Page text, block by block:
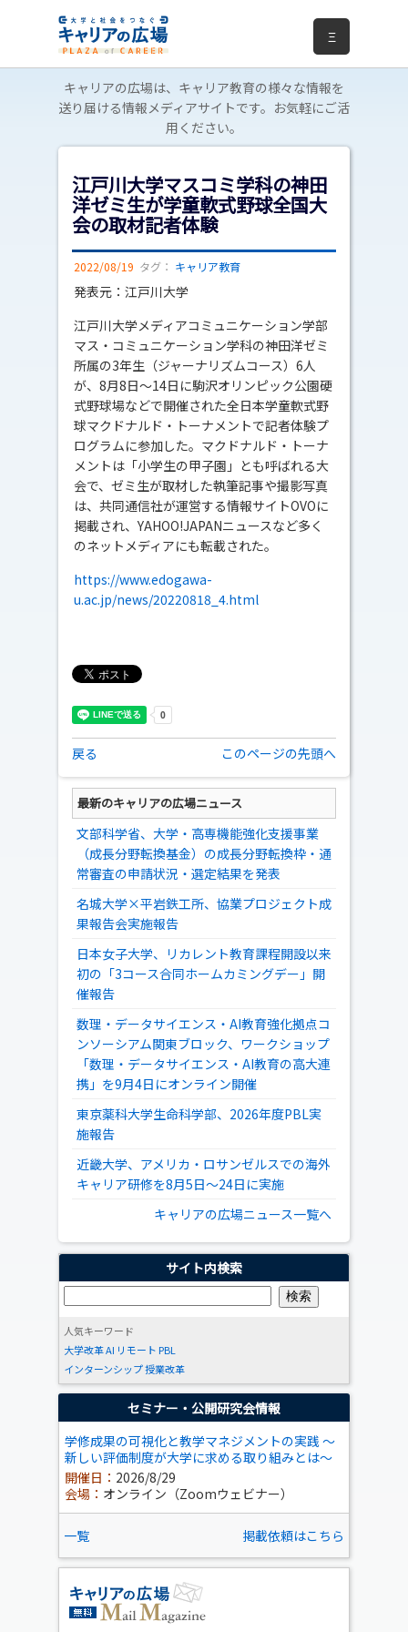
Ξ
キャリアの広場は、キャリア教育の様々な情報を
送り届ける情報メディアサイトです。お気軽にご活
用ください。
江戸川大学マスコミ学科の神田
洋ゼミ生が学童軟式野球全国大
会の取材記者体験
2022/08/19 タグ： キャリア教育
発表元：江戸川大学
江戸川大学メディアコミュニケーション学部
マス・コミュニケーション学科の神田洋ゼミ
所属の3年生（ジャーナリズムコース）6人
が、8月8日～14日に駒沢オリンピック公園硬
式野球場などで開催された全日本学童軟式野
球マクドナルド・トーナメントで記者体験プ
ログラムに参加した。マクドナルド・トーナ
メントは「小学生の甲子園」とも呼ばれる大
会で、ゼミ生が取材した執筆記事や撮影写真
は、共同通信社が運営する情報サイトOVOに
掲載され、YAHOO!JAPANニュースなど多く
のネットメディアにも転載された。
https://www.edogawa-
u.ac.jp/news/20220818_4.html
戻る このページの先頭へ
最新のキャリアの広場ニュース
文部科学省、大学・高専機能強化支援事業
（成長分野転換基金）の成長分野転換枠・通
常審査の申請状況・選定結果を発表
名城大学×平岩鉄工所、協業プロジェクト成
果報告会実施報告
日本女子大学、リカレント教育課程開設以来
初の「3コース合同ホームカミングデー」開
催報告
数理・データサイエンス・AI教育強化拠点コ
ンソーシアム関東ブロック、ワークショップ
「数理・データサイエンス・AI教育の高大連
携」を9月4日にオンライン開催
東京薬科大学生命科学部、2026年度PBL実
施報告
近畿大学、アメリカ・ロサンゼルスでの海外
キャリア研修を8月5日～24日に実施
キャリアの広場ニュース一覧へ
サイト内検索
人気キーワード
大学改革AI リモート PBL
インターンシップ授業改革
セミナー・公開研究会情報
学修成果の可視化と教学マネジメントの実践 ～
新しい評価制度が大学に求める取り組みとは～
開催日： 2026/8/29
会場： オンライン（Zoomウェビナー）
一覧 掲載依頼はこちら